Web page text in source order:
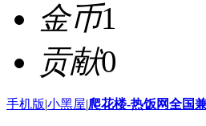
金币1
贡献0
手机版|小黑屋|爬花楼-热饭网全国